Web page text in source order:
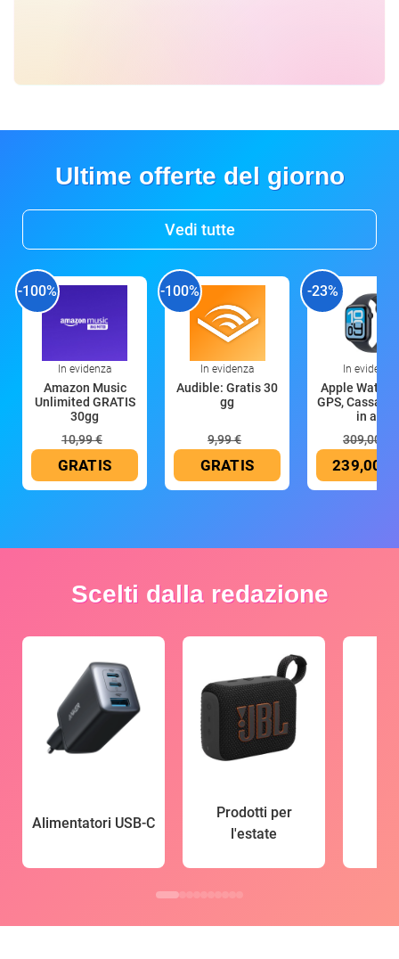
Ultime offerte del giorno
Vedi tutte
-100%
In evidenza
Amazon Music
Unlimited GRATIS
30gg
10,99 €
GRATIS
-100%
In evidenza
Audible: Gratis 30
gg
9,99 €
GRATIS
-23%
In evidenza
Apple Watch
GPS, Cassa
in all
309,00 €
239,00 €
Scelti dalla redazione
Alimentatori USB-C
Prodotti per
l'estate